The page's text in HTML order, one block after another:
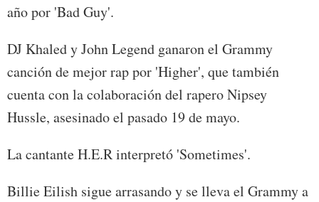
año por 'Bad Guy'.
DJ Khaled y John Legend ganaron el Grammy
canción de mejor rap por 'Higher', que también
cuenta con la colaboración del rapero Nipsey
Hussle, asesinado el pasado 19 de mayo.
La cantante H.E.R interpretó 'Sometimes'.
Billie Eilish sigue arrasando y se lleva el Grammy a